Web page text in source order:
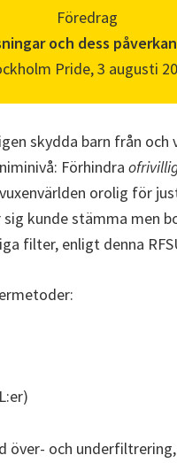
Föredrag
och dess
Pride, 3 augusti
skydda barn från och
Förhindra
orolig för
kunde stämma men
filter, enligt denna
över- och